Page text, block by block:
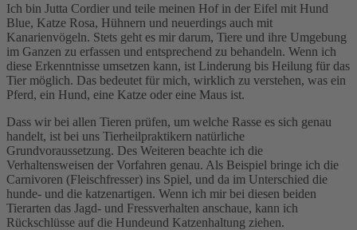
Ich bin Jutta Cordier und teile meinen Hof in der Eifel mit Hund
Blue, Katze Rosa, Hühnern und neuerdings auch mit
Kanarienvögeln. Stets geht es mir darum, Tiere und ihre Umgebung
im Ganzen zu erfassen und entsprechend zu behandeln. Wenn ich
diese Erkenntnisse umsetzen kann, ist Linderung bis Heilung für das
Tier möglich. Das bedeutet für mich, wirklich zu verstehen, was ein
Pferd, ein Hund, eine Katze oder eine Maus ist.
Dass wir bei allen Tieren prüfen, um welche Rasse es sich genau
handelt, ist bei uns Tierheilpraktikern natürliche
Grundvoraussetzung. Des Weiteren beachte ich die
Verhaltensweisen der Vorfahren genau. Als Beispiel bringe ich die
Carnivoren (Fleischfresser) ins Spiel, und da im Unterschied die
hunde- und die katzenartigen. Wenn ich mir bei diesen beiden
Tierarten das Jagd- und Fressverhalten anschaue, kann ich
Rückschlüsse auf die Hundeund Katzenhaltung ziehen.